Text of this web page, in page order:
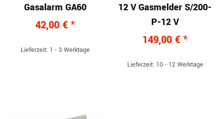
Gasalarm GA60
42,00 € *
Lieferzeit: 1 - 3 Werktage
12 V Gasmelder S/200-
P-12 V
149,00 € *
Lieferzeit: 10 - 12 Werktage